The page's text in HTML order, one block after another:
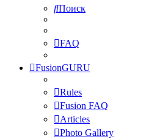
Поиск
FAQ
FusionGURU
Rules
Fusion FAQ
Articles
Photo Gallery